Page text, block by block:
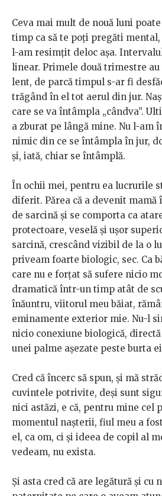
Ceva mai mult de nouă luni
timp ca să te poți pregăti
l-am resimțit deloc așa.
linear. Primele două trimestre
lent, de parcă timpul s-ar fi
trăgând în el tot aerul din jur.
care se va întâmpla „cândva”.
a zburat pe lângă mine. Nu l-am
nimic din ce se întâmpla în jur,
și, iată, chiar se întâmplă.
În ochii mei, pentru ea lucrurile
diferit. Părea că a devenit mamă
de sarcină și se comporta ca
protectoare, veselă și ușor
sarcină, crescând vizibil de la o
priveam foarte biologic, sec. Ca
care nu e forțat să sufere nicio
dramatică într-un timp atât de
înăuntru, viitorul meu băiat,
eminamente exterior mie. Nu-l
nicio conexiune biologică,
unei palme așezate peste burta
Cred că încerc să spun, și mă
cuvintele potrivite, deși sunt
nici astăzi, e că, pentru mine cel
momentul nașterii, fiul meu a
el, ca om, ci și ideea de copil al
vedeam, nu exista.
Și asta cred că are legătură și cu